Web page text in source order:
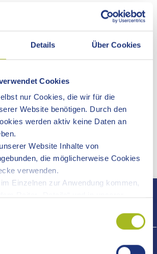
Details Über Cookies
Cookies
nur Cookies, die wir für die
Website benötigen. Durch den
werden aktiv keine Daten an
Website Inhalte von
die möglicherweise Cookies
verwenden.
Einzelnen zur Anwendung kommen,
KONTAKTZEITEN
KONTAKTZEITEN
FOLGENDE
- Dienststelle Aalen
- Dienststelle Schwäbisch
Aalen und Schwäbisch